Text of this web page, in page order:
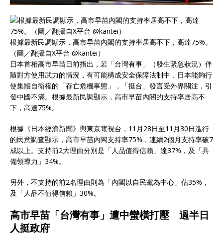
根據最新民調顯示，高市早苗內閣的支持率居高不下，高達75%。
（圖／翻攝自X平台 @kantei）
日本首相高市早苗日前指出，若「台灣有事」（發生緊急狀況）伴
隨對方使用武力的情況，有可能構成安全保障法制中，日本能夠行
使集體自衛權的「存亡危機事態」，「挺台」發言受外界關注，引
發中國不滿。根據最新民調顯示，高市早苗內閣的支持率居高不
下，高達75%。
根據《日本經濟新聞》與東京電視台，11月28日至11月30日進行
的民意調查顯示，高市早苗內閣支持率75%，連續2個月支持率破7
成以上。支持前2大理由分別是「人品值得信賴」達37%，及「具
備領導力」34%。
另外，不支持的前2名理由則為「內閣以自民黨為中心」佔35%，
及「人品不值得信賴」30%。
高市早苗「台灣有事」遭中蠻橫打壓 過半日
人挺政府